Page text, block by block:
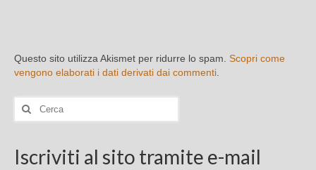
Questo sito utilizza Akismet per ridurre lo spam. Scopri come
vengono elaborati i dati derivati dai commenti
Cerca:
Iscriviti al sito tramite e-mail